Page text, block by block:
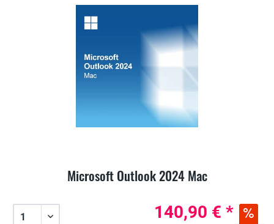
Microsoft Outlook 2024 Mac
140,90 € *